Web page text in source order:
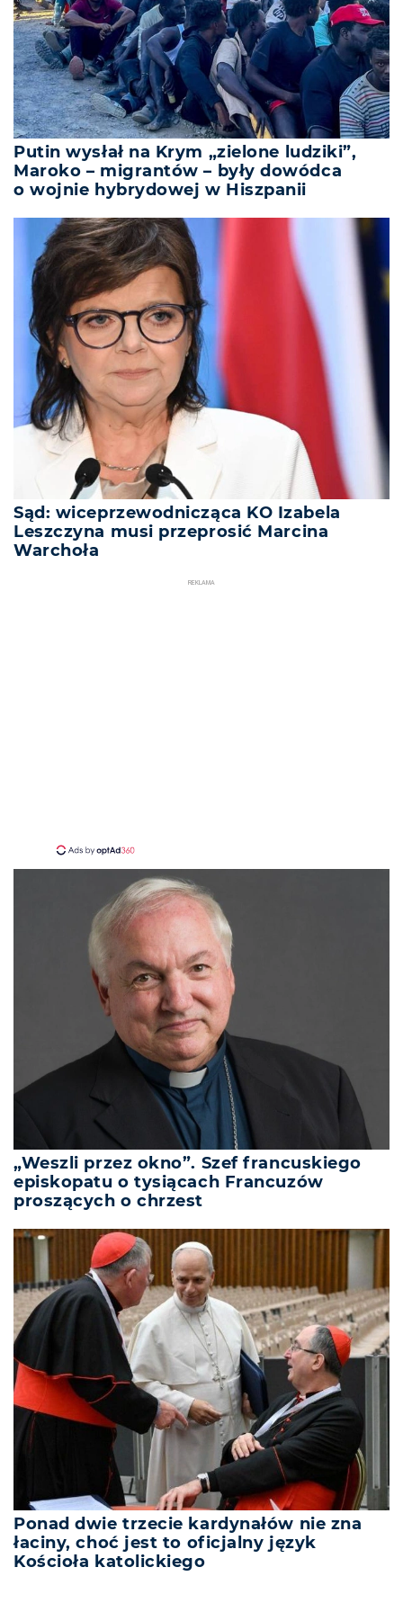
Putin wysłał na Krym „zielone ludziki”,
Maroko – migrantów – były dowódca
o wojnie hybrydowej w Hiszpanii
Sąd: wiceprzewodnicząca KO Izabela
Leszczyna musi przeprosić Marcina
Warchoła
REKLAMA
„Weszli przez okno”. Szef francuskiego
episkopatu o tysiącach Francuzów
proszących o chrzest
Ponad dwie trzecie kardynałów nie zna
łaciny, choć jest to oficjalny język
Kościoła katolickiego